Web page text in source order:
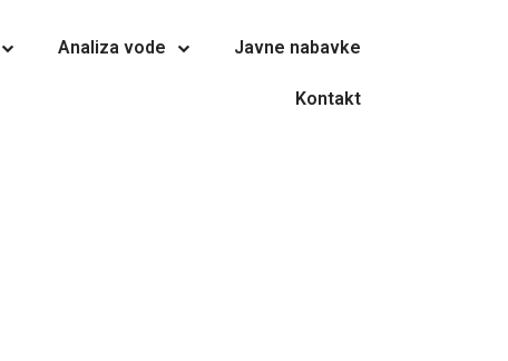
Analiza vode Javne nabavke
Kontakt